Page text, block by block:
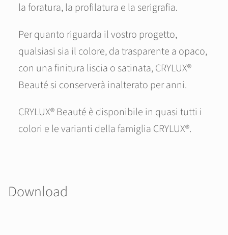
la foratura, la profilatura e la serigrafia.
Per quanto riguarda il vostro progetto,
qualsiasi sia il colore, da trasparente a opaco,
con una finitura liscia o satinata, CRYLUX®
Beauté si conserverà inalterato per anni.
CRYLUX® Beauté è disponibile in quasi tutti i
colori e le varianti della famiglia CRYLUX®.
Download